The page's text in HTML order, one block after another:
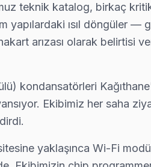
almak — arıza tespiti
teknik katalog, birkaç kritik
yapılardaki ısıl döngüler —
arızası olarak belirtisi
kondansatörleri
Ekibimiz her saha
yaklaşınca Wi-Fi